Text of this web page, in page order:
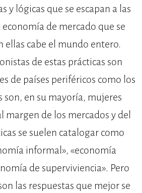
y lógicas que se escapan a las
de mercado que se
ellas cabe el mundo entero.
de estas prácticas son
de países periféricos como los
son, en su mayoría, mujeres
margen de los mercados y del
se suelen catalogar como
informal», «economía
de superviviencia». Pero
las respuestas que mejor se